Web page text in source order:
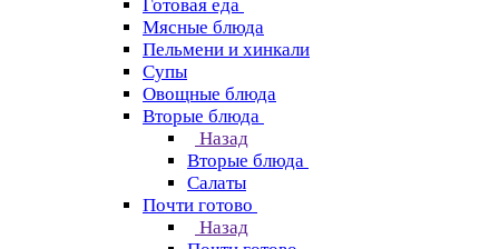
Готовая еда
Мясные блюда
Пельмени и хинкали
Супы
Овощные блюда
Вторые блюда
Назад
Вторые блюда
Салаты
Почти готово
Назад